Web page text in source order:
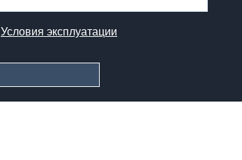
Условия эксплуатации